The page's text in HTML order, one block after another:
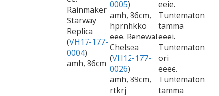
Rainmaker
Starway
Replica
(VH17-177-
0004)
amh, 86cm
0005)
amh, 86cm,
hprnhkko
eeie.
Tuntematon
tamma
eee. Renewal
Chelsea
(VH12-177-
0026)
amh, 89cm,
rtkrj
eeei.
Tuntematon
ori
eeee.
Tuntematon
tamma